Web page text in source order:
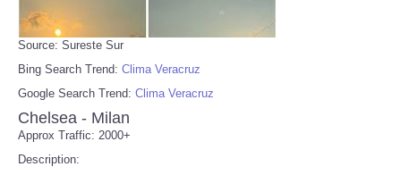
Source: Sureste Sur
Bing Search Trend: Clima Veracruz
Google Search Trend: Clima Veracruz
Chelsea - Milan
Approx Traffic: 2000+
Description: